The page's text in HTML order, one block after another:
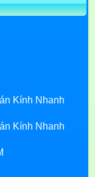
Kính Nhanh
Kính Nhanh